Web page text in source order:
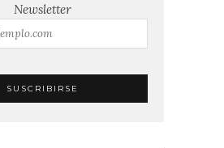
Newsletter